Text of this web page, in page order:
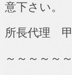
意下さい。
所長代理
～～～～～